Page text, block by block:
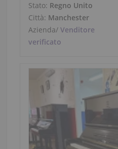
Stato: Regno Unito
Città: Manchester
Azienda/Venditore
verificato